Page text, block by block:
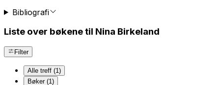
Bibliografi
Liste over bøkene til Nina Birkeland
Filter
Alle treff (1)
Bøker (1)